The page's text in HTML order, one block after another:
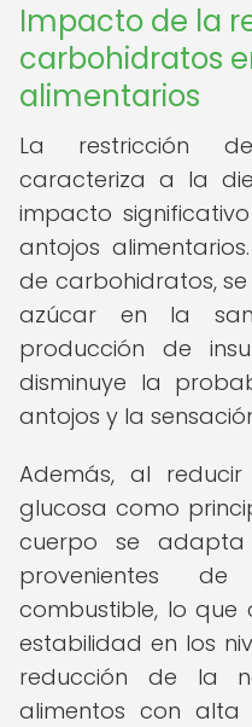
Impacto de la
carbohidratos
alimentarios
La restricción
caracteriza a la
impacto
antojos
de carbohidratos, se
azúcar en la
producción de
disminuye la
antojos y la
Además, al
glucosa como
cuerpo se
provenientes
combustible, lo
estabilidad en los
reducción de la
alimentos con